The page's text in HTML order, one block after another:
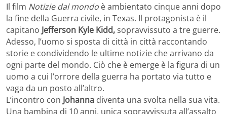
Il film Notizie dal mondo è ambientato cinque anni dopo
la fine della Guerra civile, in Texas. Il protagonista è il
capitano Jefferson Kyle Kidd,sopravvissuto a tre guerre.
Adesso, l’uomo si sposta di città in città raccontando
storie e condividendo le ultime notizie che arrivano da
ogni parte del mondo. Ciò che è emerge è la figura di un
uomo a cui l’orrore della guerra ha portato via tutto e
vaga da un posto all’altro.
L’incontro con Johanna diventa una svolta nella sua vita.
Una bambina di 10 anni, unica sopravvissuta all’assalto